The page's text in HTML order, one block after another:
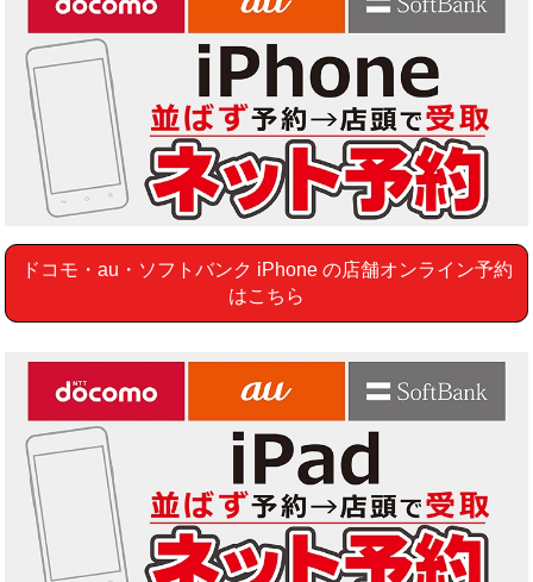
ドコモ・au・ソフトバンク iPhone の店舗オンライン予約
はこちら